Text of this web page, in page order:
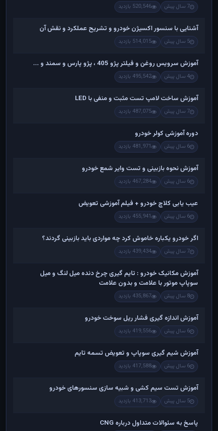
7 سال پیش 520,546 بازدید
آشنایی با سنسور اکسیژن خودرو و تشریح عملکرد و نقش آن
5 سال پیش 514,015 بازدید
آموزش سرویس روغن و فیلتر پژو 405 ، پژو پارس و سمند و ...
4 سال پیش 495,542 بازدید
آموزش ساخت لامپ تست مثبت و منفی با LED
7 سال پیش 487,075 بازدید
دوره آموزشی کولر خودرو
6 سال پیش 481,971 بازدید
آموزش نحوه بازبینی و تست وایر شمع خودرو
6 سال پیش 467,284 بازدید
عیب یابی کلاچ خودرو + فیلم آموزشی تعویض
6 سال پیش 455,941 بازدید
اگر خودرو یکباره خاموش کرد چه مواردی باید بازبینی گردند؟
7 سال پیش 439,434 بازدید
آموزش مکانیک خودرو : تایم گیری چرخ دنده میل لنگ و میل
سوپاپ موتور با علامت و بدون علامت
8 سال پیش 435,867 بازدید
آموزش اندازه گیری فشار ریل سوخت خودرو
6 سال پیش 419,556 بازدید
آموزش شیم گیری سوپاپ و تعویض تسمه تایم
6 سال پیش 417,588 بازدید
آموزش تست سیم کشی و شبیه سازی سنسورهای خودرو
5 سال پیش 413,713 بازدید
پاسخ به سئوالات متداول درباره CNG